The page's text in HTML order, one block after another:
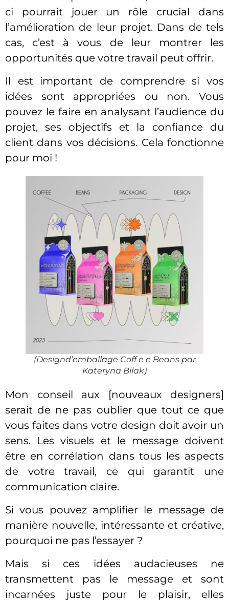
ci pourrait jouer un rôle crucial dans
l’amélioration de leur projet. Dans de tels
cas, c’est à vous de leur montrer les
opportunités que votre travail peut offrir.
Il est important de comprendre si vos
idées sont appropriées ou non. Vous
pouvez le faire en analysant l’audience du
projet, ses objectifs et la confiance du
client dans vos décisions. Cela fonctionne
pour moi !
(Designd’emballage Coff e e Beans par
Kateryna Bilak)
Mon conseil aux [nouveaux designers]
serait de ne pas oublier que tout ce que
vous faites dans votre design doit avoir un
sens. Les visuels et le message doivent
être en corrélation dans tous les aspects
de votre travail, ce qui garantit une
communication claire.
Si vous pouvez amplifier le message de
manière nouvelle, intéressante et créative,
pourquoi ne pas l’essayer ?
Mais si ces idées audacieuses ne
transmettent pas le message et sont
incarnées juste pour le plaisir, elles